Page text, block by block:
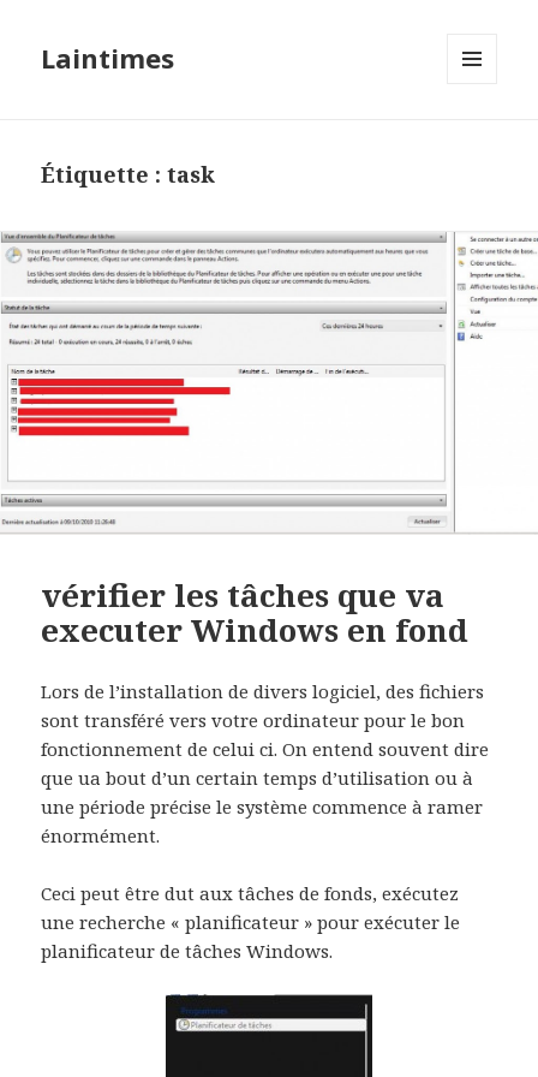
Laintimes
Étiquette :task
vérifier les tâches que va
executer Windows en fond
Lors de l’installation de divers logiciel, des fichiers
sont transféré vers votre ordinateur pour le bon
fonctionnement de celui ci. On entend souvent dire
que ua bout d’un certain temps d’utilisation ou à
une période précise le système commence à ramer
énormément.
Ceci peut être dut aux tâches de fonds, exécutez
une recherche « planificateur » pour exécuter le
planificateur de tâches Windows.